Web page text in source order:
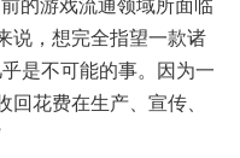
的游戏流通领域所面临
说，想完全指望一款诸
是不可能的事。因为一
花费在生产、宣传、